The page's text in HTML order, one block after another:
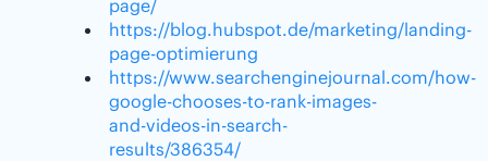
page/
https://blog.hubspot.de/marketing/landing-
page-optimierung
https://www.searchenginejournal.com/how-
google-chooses-to-rank-images-
and-videos-in-search-
results/386354/